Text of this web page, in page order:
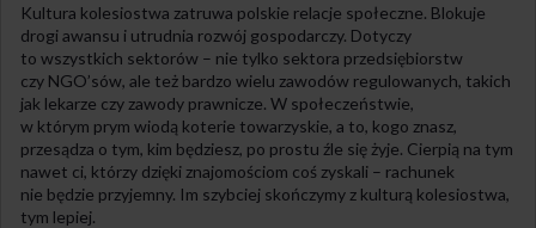
Kultura kolesiostwa zatruwa polskie relacje społeczne. Blokuje
drogi awansu i utrudnia rozwój gospodarczy. Dotyczy
to wszystkich sektorów – nie tylko sektora przedsiębiorstw
czy NGO’sów, ale też bardzo wielu zawodów regulowanych, takich
jak lekarze czy zawody prawnicze. W społeczeństwie,
w którym prym wiodą koterie towarzyskie, a to, kogo znasz,
przesądza o tym, kim będziesz, po prostu źle się żyje. Cierpią na tym
nawet ci, którzy dzięki znajomościom coś zyskali – rachunek
nie będzie przyjemny. Im szybciej skończymy z kulturą kolesiostwa,
tym lepiej.